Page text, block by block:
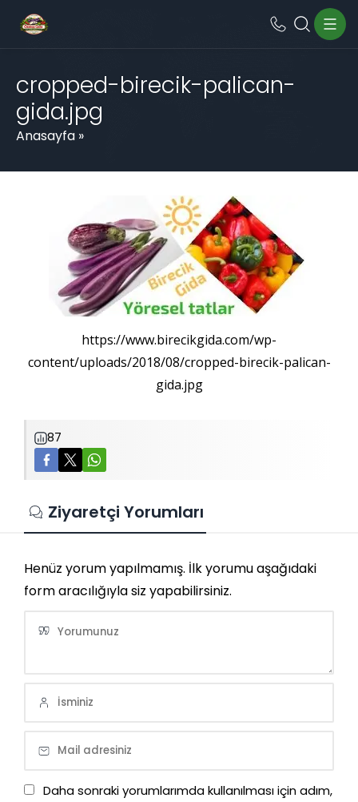
cropped-birecik-palican-
gida.jpg
Anasayfa »
https://www.birecikgida.com/wp-
content/uploads/2018/08/cropped-birecik-palican-
gida.jpg
87
Ziyaretçi Yorumları
Henüz yorum yapılmamış. İlk yorumu aşağıdaki
form aracılığıyla siz yapabilirsiniz.
Daha sonraki yorumlarımda kullanılması için adım,